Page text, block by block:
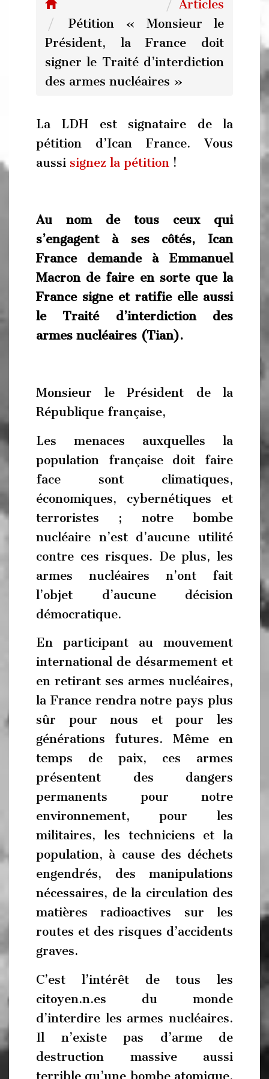
Articles
Pétition « Monsieur le
Président, la France doit
signer le Traité d’interdiction
des armes nucléaires »
La LDH est signataire de la
pétition d’Ican France. Vous
aussi signez la pétition !
Au nom de tous ceux qui
s’engagent à ses côtés, Ican
France demande à Emmanuel
Macron de faire en sorte que la
France signe et ratifie elle aussi
le Traité d’interdiction des
armes nucléaires (Tian).
Monsieur le Président de la
République française,
Les menaces auxquelles la
population française doit faire
face sont climatiques,
économiques, cybernétiques et
terroristes ; notre bombe
nucléaire n’est d’aucune utilité
contre ces risques. De plus, les
armes nucléaires n’ont fait
l’objet d’aucune décision
démocratique.
En participant au mouvement
international de désarmement et
en retirant ses armes nucléaires,
la France rendra notre pays plus
sûr pour nous et pour les
générations futures. Même en
temps de paix, ces armes
présentent des dangers
permanents pour notre
environnement, pour les
militaires, les techniciens et la
population, à cause des déchets
engendrés, des manipulations
nécessaires, de la circulation des
matières radioactives sur les
routes et des risques d’accidents
graves.
C’est l’intérêt de tous les
citoyen.n.es du monde
d’interdire les armes nucléaires.
Il n’existe pas d’arme de
destruction massive aussi
terrible qu’une bombe atomique.